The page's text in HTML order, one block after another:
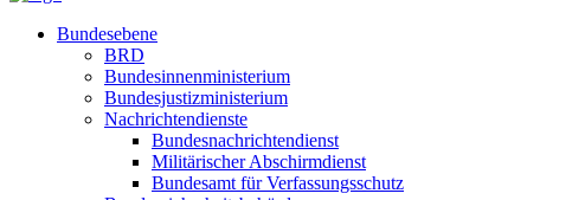
Bundesebene
BRD
Bundesinnenministerium
Bundesjustizministerium
Nachrichtendienste
Bundesnachrichtendienst
Militärischer Abschirmdienst
Bundesamt für Verfassungsschutz